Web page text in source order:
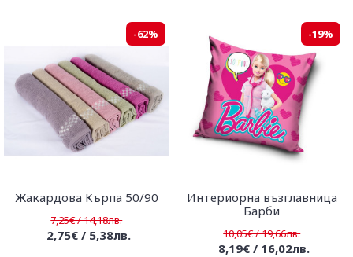
-62%
Жакардова Кърпа 50/90
7,25€ / 14,18лв.
2,75€ / 5,38лв.
-19%
Интериорна възглавница
Барби
10,05€ / 19,66лв.
8,19€ / 16,02лв.